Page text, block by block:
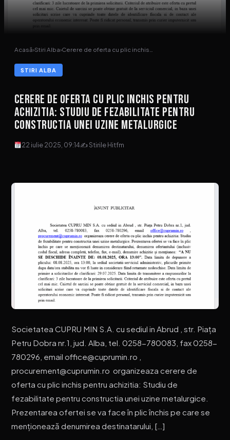
Acasă›Stiri Alba›Cerere de oferta cu plic inchis…
STIRI ALBA
Cerere de oferta cu plic inchis pentru
achizitia: Studiu de fezabilitate pentru
constructia unei uzine metalurgice
22 iulie 2025, 09:14✍ Stirile Hitfm
Societatea CUPRU MIN S.A. cu sediul in Abrud , str. Piața
Petru Dobra nr.1, jud. Alba, tel. 0258-780083, fax 0258-
780296, email office@cuprumin.ro ,
procurement@cuprumin.ro organizeaza cerere de
oferta cu plic inchis pentru achizitia: Studiu de
fezabilitate pentru constructia unei uzine metalurgice.
Prezentarea ofertei se va face în plic închis pe care se
menționează denumirea destinatarului, […]